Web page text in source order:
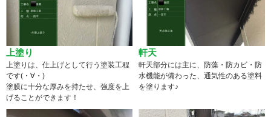
上塗り
上塗りは、仕上げとして行う塗装工程
です(・∀・)
塗膜に十分な厚みを持たせ、強度を上
げることができます！
軒天
軒天部分には主に、防藻・防カビ・防
水機能が備わった、通気性のある塗料
を塗ります♪